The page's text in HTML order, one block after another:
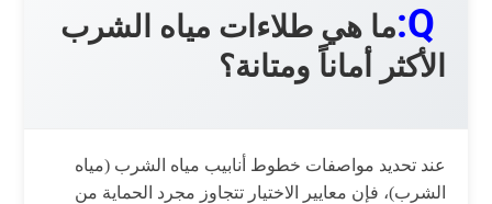
Q: ما هي طلاءات مياه الشرب
الأكثر أماناً ومتانة؟
عند تحديد مواصفات خطوط أنابيب مياه الشرب (مياه
الشرب)، فإن معايير الاختيار تتجاوز مجرد الحماية من